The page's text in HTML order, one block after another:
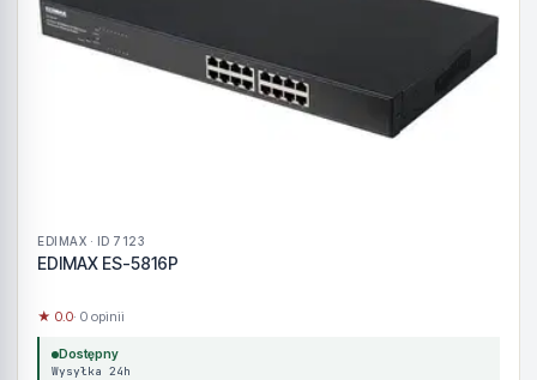
EDIMAX · ID 7123
EDIMAX ES-5816P
★ 0.0· 0 opinii
Dostępny
Wysyłka 24h